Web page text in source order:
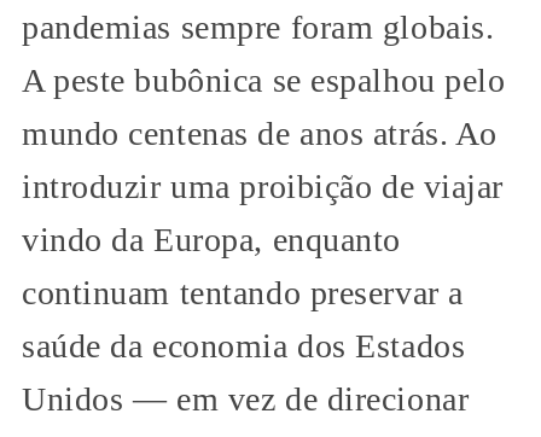
pandemias sempre foram globais.
A peste bubônica se espalhou pelo
mundo centenas de anos atrás. Ao
introduzir uma proibição de viajar
vindo da Europa, enquanto
continuam tentando preservar a
saúde da economia dos Estados
Unidos — em vez de direcionar